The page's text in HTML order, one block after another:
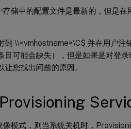
存储中的配置文件是最新的，但是
到 \\<vmhostname>\C$ 并在用户
目可能会缺失），但是如果是对登
让您找出问题的原因。
像模式，则当系统关机时，